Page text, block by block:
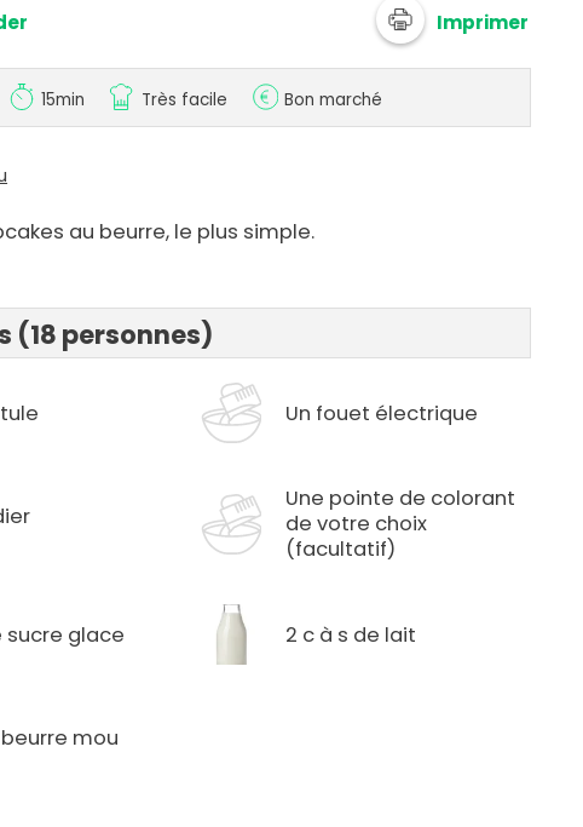
Imprimer
15min Très facile Bon marché
au beurre, le plus simple.
(18 personnes)
Un fouet électrique
Une pointe de colorant
de votre choix
(facultatif)
sucre glace 2 c à s de lait
mou